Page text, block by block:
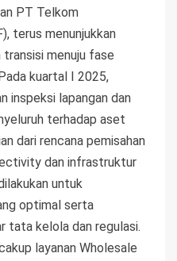
PT Telkom
terus menunjukkan
transisi menuju fase
kuartal I 2025,
inspeksi lapangan dan
terhadap aset
dari rencana pemisahan
dan infrastruktur
untuk
optimal serta
tata kelola dan regulasi.
layanan Wholesale